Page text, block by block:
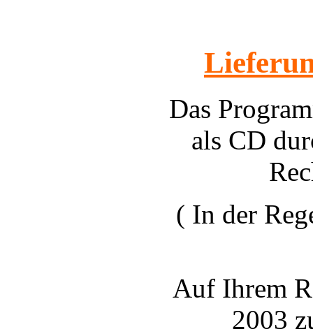
Das
als CD
( In der
Auf Ihrem
2003